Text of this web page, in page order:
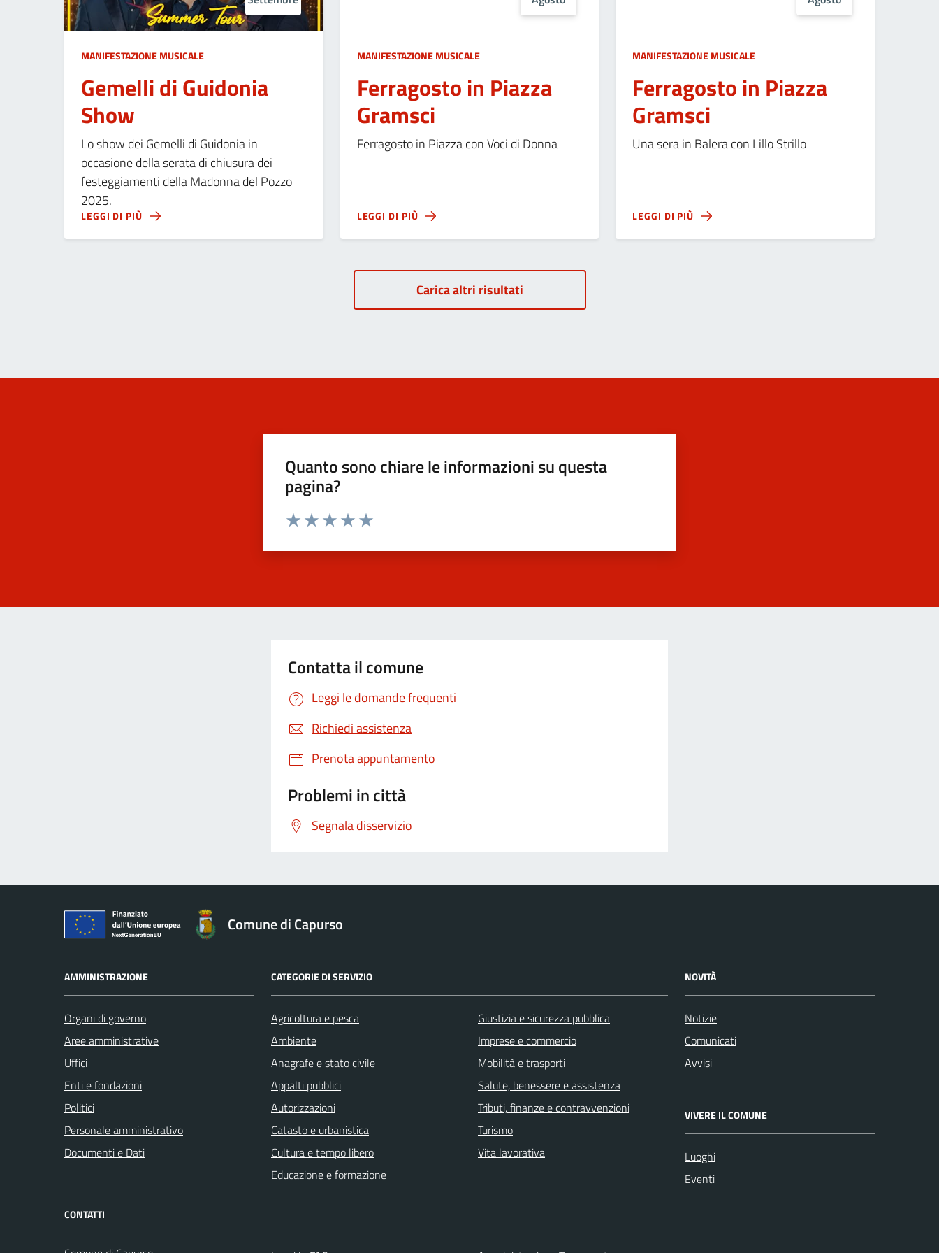
MANIFESTAZIONE MUSICALE
Gemelli di Guidonia
Show
Lo show dei Gemelli di Guidonia in
occasione della serata di chiusura dei
festeggiamenti della Madonna del Pozzo
2025.
LEGGI DI PIÙ
MANIFESTAZIONE MUSICALE
Ferragosto in Piazza
Gramsci
Ferragosto in Piazza con Voci di Donna
LEGGI DI PIÙ
MANIFESTAZIONE MUSICALE
Ferragosto in Piazza
Gramsci
Una sera in Balera con Lillo Strillo
LEGGI DI PIÙ
Carica altri risultati
Quanto sono chiare le informazioni su questa
pagina?
Contatta il comune
Leggi le domande frequenti
Richiedi assistenza
Prenota appuntamento
Problemi in città
Segnala disservizio
Comune di Capurso
AMMINISTRAZIONE
Organi di governo
Aree amministrative
Uffici
Enti e fondazioni
Politici
Personale amministrativo
Documenti e Dati
CATEGORIE DI SERVIZIO
Agricoltura e pesca
Ambiente
Anagrafe e stato civile
Appalti pubblici
Autorizzazioni
Catasto e urbanistica
Cultura e tempo libero
Educazione e formazione
Giustizia e sicurezza pubblica
Imprese e commercio
Mobilità e trasporti
Salute, benessere e assistenza
Tributi, finanze e contravvenzioni
Turismo
Vita lavorativa
NOVITÀ
Notizie
Comunicati
Avvisi
VIVERE IL COMUNE
Luoghi
Eventi
CONTATTI